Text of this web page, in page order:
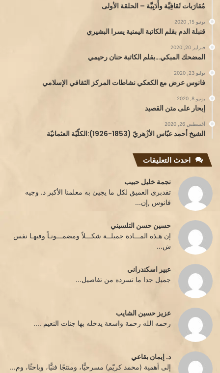
مُقارَبات ثَقافِيَّة وأَدَبِيَّة – الحلقة الأولى
يونيو 15, 2020
قنبلة الدم بقلم الكاتبة اليمنية يسرا البشيري
فبراير 20, 2020
المضحك المبكي…بقلم الكاتبة حنان رحيمي
يوليو 23, 2020
فانوس عرض مع الكعكي نشاطات المركز الثقافي الإسلامي
يونيو 8, 2020
إبحار على متن القصيد
أغسطس 26, 2020
الشيخ أحمد عبّاس الأزْهريّ (1853-1926):الكلّيّة العثمانيّة
احدث التعليقات
نجمة خليل حبيب
تقدبرى العميق لكل ما يجيئ به معلمنا الأكبر د. وجيه
فانوس ,إن...
حسين حسن التلسيني
إن هـذه المـــادة جميلــة شكـــلاً ومضمـــونـاً وفيهـا نفس
ش...
عبير اسكندراني
جميل جدا ما تسرده من تفاصيل...
عزيز حسين الشايب
رحمه الله رحمة واسعة يدخله بها جنات النعيم ....
د. إيمان بقاعي
إلى أهمية (محمد كريّم) مسرحيًّا، ومنتجًا فنيًّا، وباحثًا، وم...